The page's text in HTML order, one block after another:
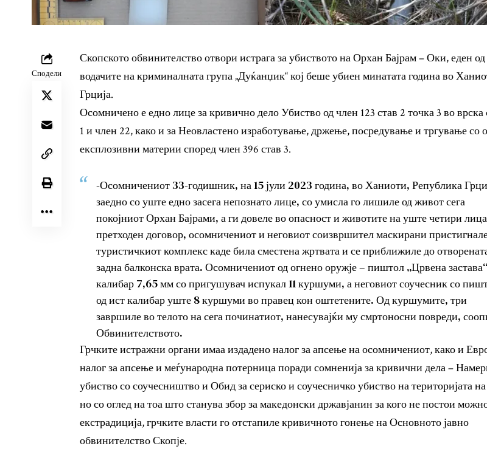
Сподели
Скопското обвинителство отвори истрага за убиството на Орхан Бајрам – Оки, еден од
водачите на криминалната група „Дуќанџик“ кој беше убиен минатата година во
Грција.
Осомничено е едно лице за кривично дело Убиство од член 123 став 2 точка 3 во врска
1 и член 22, како и за Неовластено изработување, држење, посредување и тргување со
експлозивни материи според член 396 став 3.
-Осомничениот 33-годишник, на 15 јули 2023 година, во Ханиоти, Република
заедно со уште едно засега непознато лице, со умисла го лишиле од живот сега
покојниот Орхан Бајрами, а ги довеле во опасност и животите на уште четири
претходен договор, осомничениот и неговиот соизвршител маскирани
туристичкиот комплекс каде била сместена жртвата и се приближиле до
задна балконска врата. Осомничениот од огнено оружје – пиштол „Црвена
калибар 7,65 мм со пригушувач испукал 11 куршуми, а неговиот соучесник со
од ист калибар уште 8 куршуми во правец кон оштетените. Од куршумите, три
завршиле во телото на сега починатиот, нанесувајќи му смртоносни повреди,
Обвинителството.
Грчките истражни органи имаа издадено налог за апсење на осомничениот, како и
налог за апсење и меѓународна потерница поради сомненија за кривични дела –
убиство со соучесништво и Обид за сериско и соучесничко убиство на територијата
но со оглед на тоа што станува збор за македонски државјанин за кого не постои
екстрадиција, грчките власти го отстапиле кривичното гонење на Основното јавно
обвинителство Скопје.